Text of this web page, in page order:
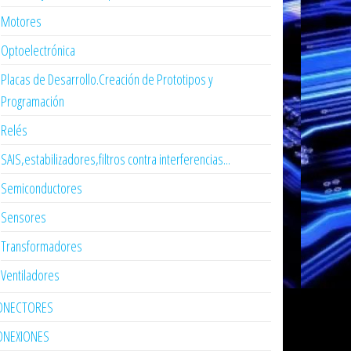
Motores
Optoelectrónica
Placas de Desarrollo.Creación de Prototipos y
Programación
Relés
SAIS,estabilizadores,filtros contra interferencias...
Semiconductores
Sensores
Transformadores
Ventiladores